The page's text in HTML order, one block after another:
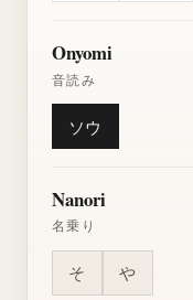
Onyomi
音読み
ソウ
Nanori
名乗り
そ や